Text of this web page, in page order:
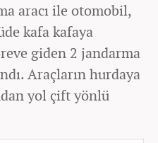
aracı ile otomobil,
kafa kafaya
giden 2 jandarma
Araçların hurdaya
yol çift yönlü